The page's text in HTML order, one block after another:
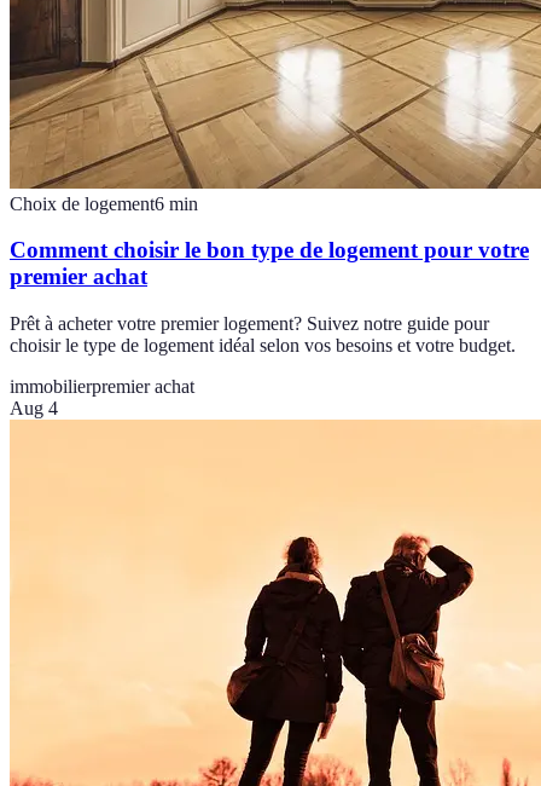
Choix de logement6 min
Comment choisir le bon type de logement pour votre
premier achat
Prêt à acheter votre premier logement? Suivez notre guide pour
choisir le type de logement idéal selon vos besoins et votre budget.
immobilierpremier achat
Aug 4